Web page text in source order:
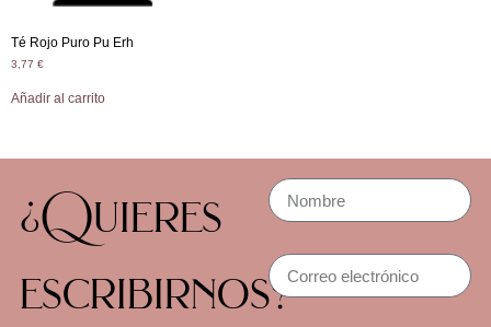
Té Rojo Puro Pu Erh
3,77 €
Añadir al carrito
¿Quieres
escribirnos?